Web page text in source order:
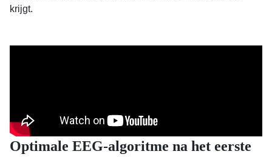
krijgt.
Optimale EEG-algoritme na het eerste